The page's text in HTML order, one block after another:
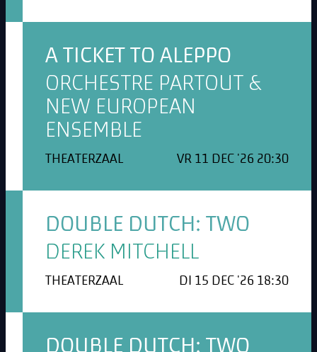
A TICKET TO ALEPPO
ORCHESTRE PARTOUT &
NEW EUROPEAN
ENSEMBLE
THEATERZAAL VR 11 DEC '26 20:30
DOUBLE DUTCH: TWO
DEREK MITCHELL
THEATERZAAL DI 15 DEC '26 18:30
DOUBLE DUTCH: TWO